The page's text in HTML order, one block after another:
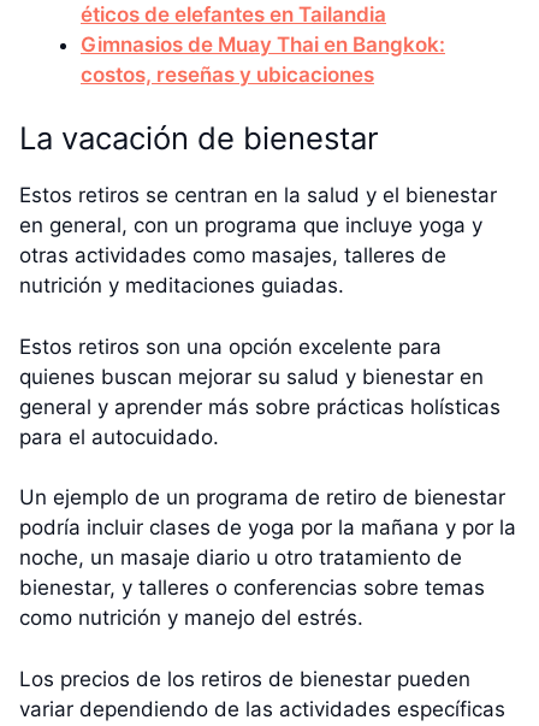
éticos de elefantes en Tailandia
Gimnasios de Muay Thai en Bangkok:
costos, reseñas y ubicaciones
La vacación de bienestar
Estos retiros se centran en la salud y el bienestar
en general, con un programa que incluye yoga y
otras actividades como masajes, talleres de
nutrición y meditaciones guiadas.
Estos retiros son una opción excelente para
quienes buscan mejorar su salud y bienestar en
general y aprender más sobre prácticas holísticas
para el autocuidado.
Un ejemplo de un programa de retiro de bienestar
podría incluir clases de yoga por la mañana y por la
noche, un masaje diario u otro tratamiento de
bienestar, y talleres o conferencias sobre temas
como nutrición y manejo del estrés.
Los precios de los retiros de bienestar pueden
variar dependiendo de las actividades específicas